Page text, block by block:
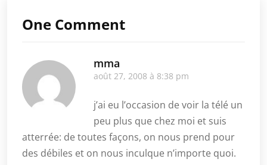
One Comment
mma
août 27, 2008 à 8:38 pm
j’ai eu l’occasion de voir la télé un
peu plus que chez moi et suis
atterrée: de toutes façons, on nous prend pour
des débiles et on nous inculque n’importe quoi.